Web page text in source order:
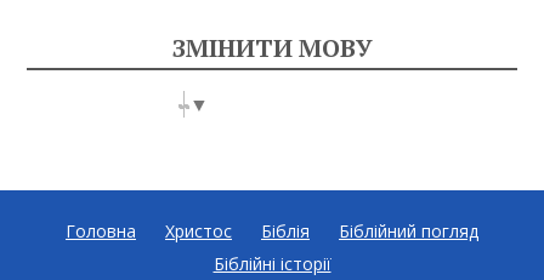
ЗМІНИТИ МОВУ
Select Language ▼
Головна Христос Біблія
Біблійний погляд
Біблійні історії